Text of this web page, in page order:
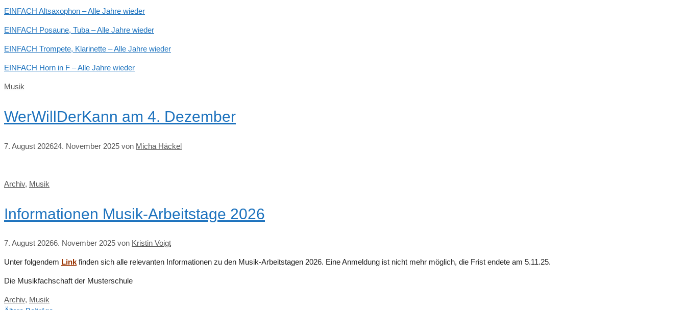
EINFACH Altsaxophon – Alle Jahre wieder
EINFACH Posaune, Tuba – Alle Jahre wieder
EINFACH Trompete, Klarinette – Alle Jahre wieder
EINFACH Horn in F – Alle Jahre wieder
Kategorien
Musik
WerWillDerKann am 4. Dezember
7. August 202624. November 2025 von Micha Häckel
Kategorien
Archiv, Musik
Informationen Musik-Arbeitstage 2026
7. August 20266. November 2025 von Kristin Voigt
Unter folgendem Link finden sich alle relevanten Informationen zu den Musik-Arbeitstagen 2026. Eine Anmeldung ist nicht mehr möglich, die Frist endete am 5.11.25.
Die Musikfachschaft der Musterschule
Kategorien
Archiv, Musik